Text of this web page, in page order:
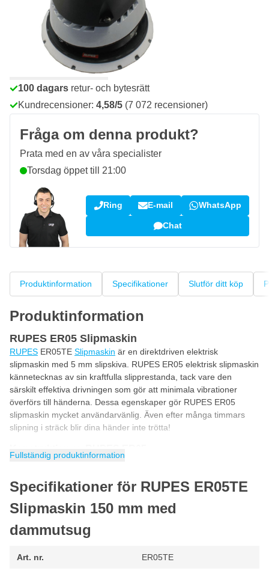
Lägg till i kundvagn
Beställ före 23:59,skickas idag
från 1 670 kr
100 dagars retur- och bytesrätt
Kundrecensioner: 4,58/5 (7 072 recensioner)
Fråga om denna produkt?
Prata med en av våra specialister
Torsdag öppet till 21:00
Ring E-mail WhatsApp
Chat
Produktinformation Specifikationer Slutför ditt köp
Produktinformation
RUPES ER05 Slipmaskin
RUPES ER05TE Slipmaskin är en direktdriven elektrisk
slipmaskin med 5 mm slipskiva. RUPES ER05 elektrisk slipmaskin
kännetecknas av sin kraftfulla slipprestanda, tack vare den
särskilt effektiva drivningen som gör att minimala vibrationer
överförs till händerna. Dessa egenskaper gör RUPES ER05
slipmaskin mycket användarvänlig. Även efter många timmars
slipning i sträck blir dina händer inte trötta!
Tekniskt sett är RUPES ER05 utformad som en excentrisk
innebär att det aldrig kan uppstå skador på ytorna som ska slipas
på grund av för högt varvtal. RUPES ER05 elektrisk slipmaskin är
säker tack vare 5 mm sliputslag. Det finns många
användningsområden för RUPES ER05 inom nybyggnation,
renovering, bilskador, marin och industri. Överallt där större ytor
finishnivå, kan ER05-slipmaskinen visa vad den går för.
Fullständig produktinformation
Specifikationer för RUPES ER05TE
Slipmaskin 150 mm med
dammutsug
Art. nr. ER05TE